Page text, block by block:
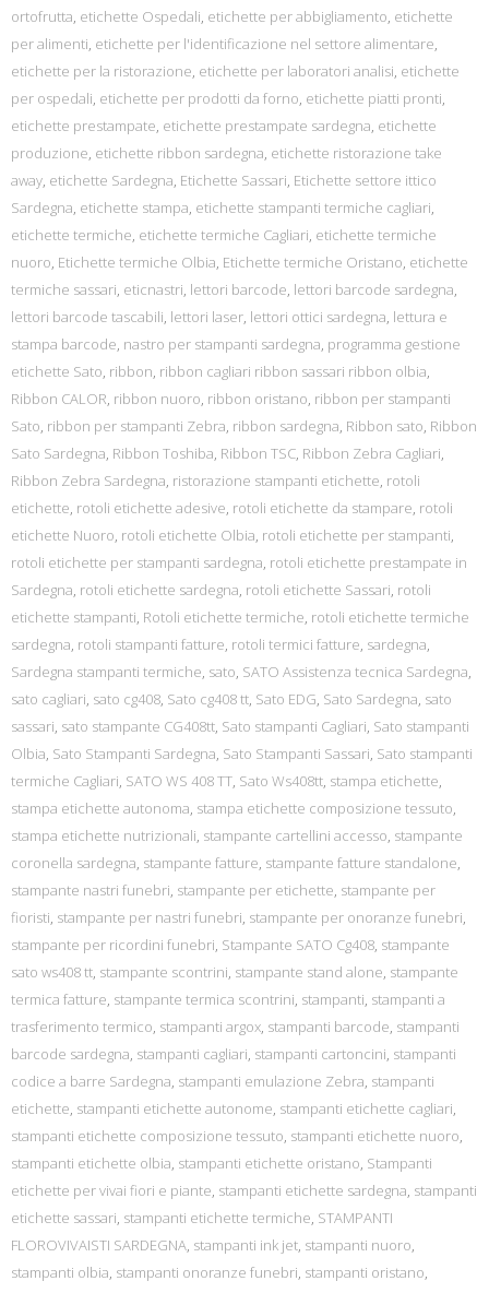
ortofrutta, etichette Ospedali, etichette per abbigliamento, etichette
per alimenti, etichette per l'identificazione nel settore alimentare,
etichette per la ristorazione, etichette per laboratori analisi, etichette
per ospedali, etichette per prodotti da forno, etichette piatti pronti,
etichette prestampate, etichette prestampate sardegna, etichette
produzione, etichette ribbon sardegna, etichette ristorazione take
away, etichette Sardegna, Etichette Sassari, Etichette settore ittico
Sardegna, etichette stampa, etichette stampanti termiche cagliari,
etichette termiche, etichette termiche Cagliari, etichette termiche
nuoro, Etichette termiche Olbia, Etichette termiche Oristano, etichette
termiche sassari, eticnastri, lettori barcode, lettori barcode sardegna,
lettori barcode tascabili, lettori laser, lettori ottici sardegna, lettura e
stampa barcode, nastro per stampanti sardegna, programma gestione
etichette Sato, ribbon, ribbon cagliari ribbon sassari ribbon olbia,
Ribbon CALOR, ribbon nuoro, ribbon oristano, ribbon per stampanti
Sato, ribbon per stampanti Zebra, ribbon sardegna, Ribbon sato, Ribbon
Sato Sardegna, Ribbon Toshiba, Ribbon TSC, Ribbon Zebra Cagliari,
Ribbon Zebra Sardegna, ristorazione stampanti etichette, rotoli
etichette, rotoli etichette adesive, rotoli etichette da stampare, rotoli
etichette Nuoro, rotoli etichette Olbia, rotoli etichette per stampanti,
rotoli etichette per stampanti sardegna, rotoli etichette prestampate in
Sardegna, rotoli etichette sardegna, rotoli etichette Sassari, rotoli
etichette stampanti, Rotoli etichette termiche, rotoli etichette termiche
sardegna, rotoli stampanti fatture, rotoli termici fatture, sardegna,
Sardegna stampanti termiche, sato, SATO Assistenza tecnica Sardegna,
sato cagliari, sato cg408, Sato cg408 tt, Sato EDG, Sato Sardegna, sato
sassari, sato stampante CG408tt, Sato stampanti Cagliari, Sato stampanti
Olbia, Sato Stampanti Sardegna, Sato Stampanti Sassari, Sato stampanti
termiche Cagliari, SATO WS 408 TT, Sato Ws408tt, stampa etichette,
stampa etichette autonoma, stampa etichette composizione tessuto,
stampa etichette nutrizionali, stampante cartellini accesso, stampante
coronella sardegna, stampante fatture, stampante fatture standalone,
stampante nastri funebri, stampante per etichette, stampante per
fioristi, stampante per nastri funebri, stampante per onoranze funebri,
stampante per ricordini funebri, Stampante SATO Cg408, stampante
sato ws408 tt, stampante scontrini, stampante stand alone, stampante
termica fatture, stampante termica scontrini, stampanti, stampanti a
trasferimento termico, stampanti argox, stampanti barcode, stampanti
barcode sardegna, stampanti cagliari, stampanti cartoncini, stampanti
codice a barre Sardegna, stampanti emulazione Zebra, stampanti
etichette, stampanti etichette autonome, stampanti etichette cagliari,
stampanti etichette composizione tessuto, stampanti etichette nuoro,
stampanti etichette olbia, stampanti etichette oristano, Stampanti
etichette per vivai fiori e piante, stampanti etichette sardegna, stampanti
etichette sassari, stampanti etichette termiche, STAMPANTI
FLOROVIVAISTI SARDEGNA, stampanti ink jet, stampanti nuoro,
stampanti olbia, stampanti onoranze funebri, stampanti oristano,